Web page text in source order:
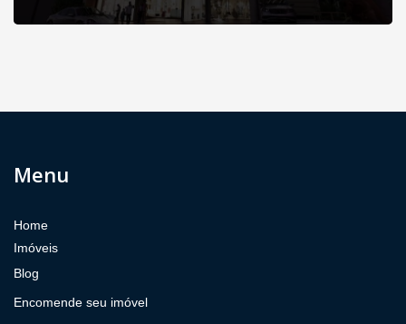
Menu
Home
Imóveis
Blog
Encomende seu imóvel